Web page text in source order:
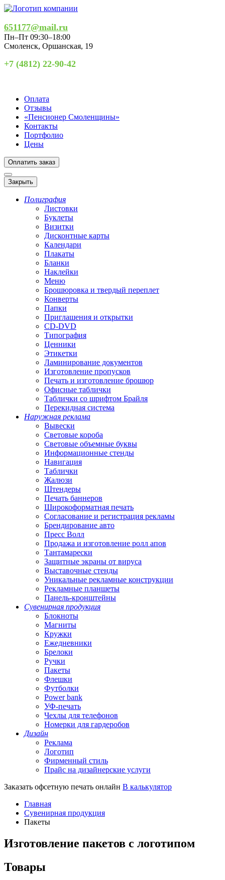
651177@mail.ru
Пн–Пт 09:30–18:00
Смоленск, Оршанская, 19
+7 (4812) 22-90-42
Оплата
Отзывы
«Пенсионер Смоленщины»
Контакты
Портфолио
Цены
Оплатить заказ
Закрыть
Полиграфия
Листовки
Буклеты
Визитки
Дисконтные карты
Календари
Плакаты
Бланки
Наклейки
Меню
Брошюровка и твердый переплет
Конверты
Папки
Приглашения и открытки
CD-DVD
Типография
Ценники
Этикетки
Ламинирование документов
Изготовление пропусков
Печать и изготовление брошюр
Офисные таблички
Таблички со шрифтом Брайля
Перекидная система
Наружная реклама
Вывески
Световые короба
Световые объемные буквы
Информационные стенды
Навигация
Таблички
Жалюзи
Штендеры
Печать баннеров
Широкоформатная печать
Согласование и регистрация рекламы
Брендирование авто
Пресс Волл
Продажа и изготовление ролл апов
Тантамарески
Защитные экраны от вируса
Выставочные стенды
Уникальные рекламные конструкции
Рекламные планшеты
Панель-кронштейны
Сувенирная продукция
Блокноты
Магниты
Кружки
Ежедневники
Брелоки
Ручки
Пакеты
Флешки
Футболки
Power bank
УФ-печать
Чехлы для телефонов
Номерки для гардеробов
Дизайн
Реклама
Логотип
Фирменный стиль
Прайс на дизайнерские услуги
Заказать офсетную печать онлайн В калькулятор
Главная
Сувенирная продукция
Пакеты
Изготовление пакетов с логотипом
Товары